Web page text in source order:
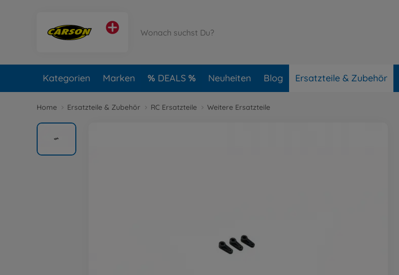
Kategorien Marken DEALS Neuheiten Blog Ersatzteile & Zubehör
Home Ersatzteile & Zubehör RC Ersatzteile Weitere Ersatzteile